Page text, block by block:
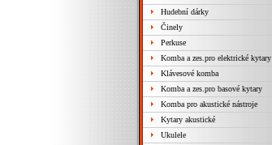
Hudební dárky
Činely
Perkuse
Komba a zes.pro elektrické kytary
Klávesové komba
Komba a zes.pro basové kytary
Komba pro akustické nástroje
Kytary akustické
Ukulele